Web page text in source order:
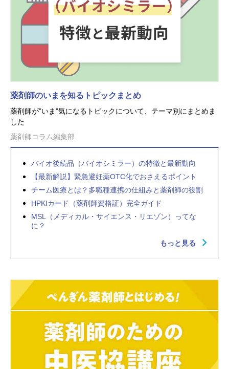
薬剤師のいまを知るトピックまとめ
薬剤師が”いま”気になるトピックについて、テーマ別にまとめま
した
薬剤師コラム編集部
バイオ後続品（バイオシミラー）の特徴と最新動向
【最新解説】緊急避妊薬OTC化でおさえるポイント
チーム医療とは？多職種連携の仕組みと薬剤師の役割
HPKIカード（薬剤師資格証）完全ガイド
MSL（メディカル・サイエンス・リエゾン）ってな
に？
もっと見る